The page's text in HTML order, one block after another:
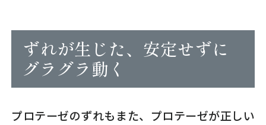
ずれが生じた、安定せずに
グラグラ動く
プロテーゼのずれもまた、プロテーゼが正しい